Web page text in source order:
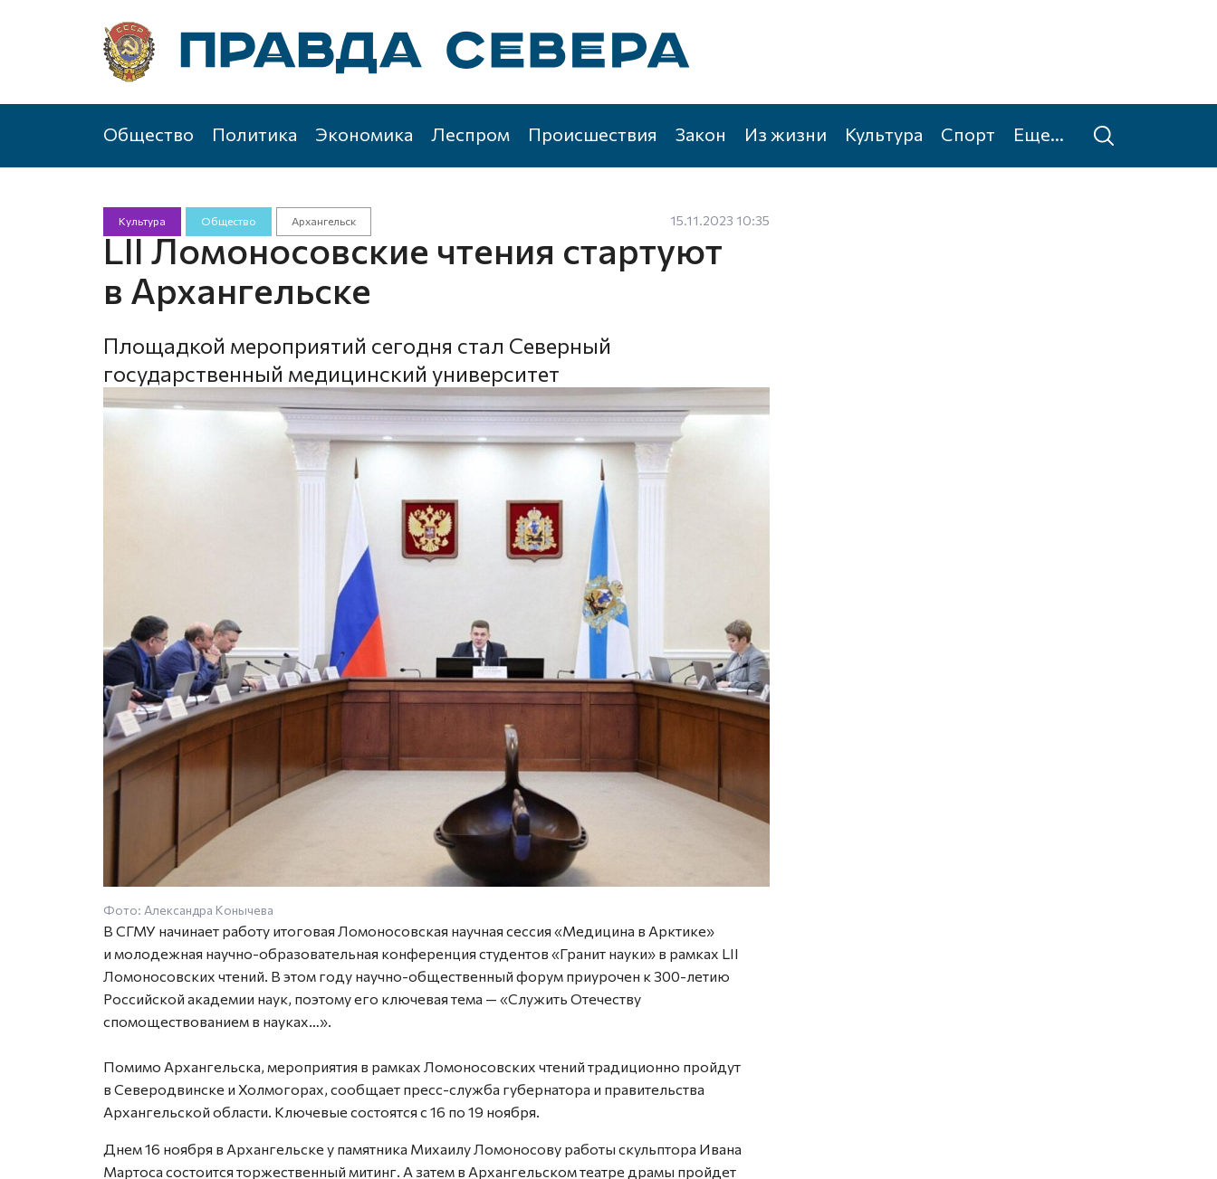
Общество Политика Экономика Леспром Происшествия Закон Из жизни Культура Спорт Еще...
Культура Общество Архангельск 15.11.2023 10:35
LII Ломоносовские чтения стартуют
в Архангельске
Площадкой мероприятий сегодня стал Северный
государственный медицинский университет
Фото: Александра Конычева
В СГМУ начинает работу итоговая Ломоносовская научная сессия «Медицина в Арктике»
и молодежная научно-образовательная конференция студентов «Гранит науки» в рамках LII
Ломоносовских чтений. В этом году научно-общественный форум приурочен к 300-летию
Российской академии наук, поэтому его ключевая тема — «Служить Отечеству
спомоществованием в науках…».
Помимо Архангельска, мероприятия в рамках Ломоносовских чтений традиционно пройдут
в Северодвинске и Холмогорах, сообщает пресс-служба губернатора и правительства
Архангельской области. Ключевые состоятся с 16 по 19 ноября.
Днем 16 ноября в Архангельске у памятника Михаилу Ломоносову работы скульптора Ивана
Мартоса состоится торжественный митинг. А затем в Архангельском театре драмы пройдет